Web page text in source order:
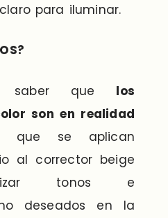
para iluminar.
saber que los
son en realidad
que se aplican
al corrector beige
tonos e
deseados en la